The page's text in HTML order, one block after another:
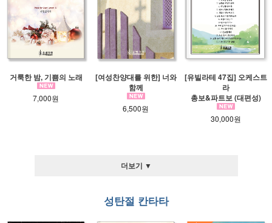
거룩한 밤, 기쁨의 노래
7,000원
[여성찬양대를 위한] 너와
함께
6,500원
[유빌라테 47집] 오케스트
라
총보&파트보 (대편성)
30,000원
더보기 ▼
성탄절 칸타타